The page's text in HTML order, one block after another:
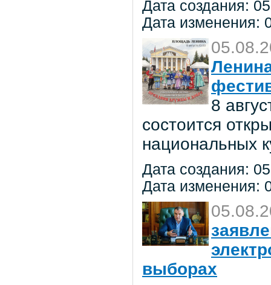
Дата создания:
Дата изменения:
8
состоится
национальных
Дата создания:
Дата изменения:
выборах